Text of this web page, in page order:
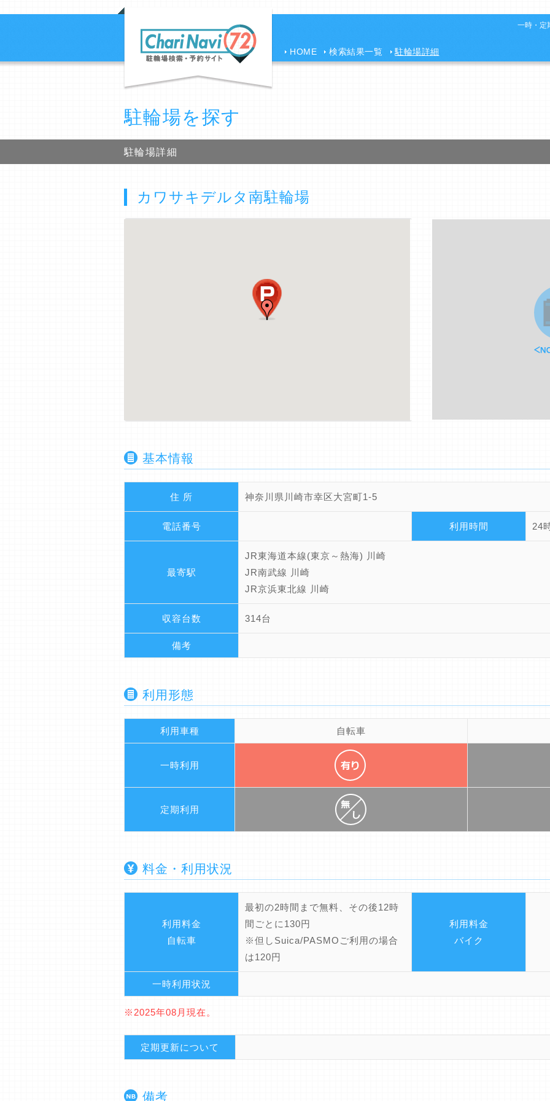
一時・定
HOME 検索結果一覧 駐輪場詳細
駐輪場を探す
駐輪場詳細
カワサキデルタ南駐輪場
基本情報
住 所 神奈川県川崎市幸区大宮町1-5
電話番号 利用時間 24
最寄駅
JR東海道本線(東京～熱海) 川崎
JR南武線 川崎
JR京浜東北線 川崎
収容台数 314台
備考
利用形態
利用車種 自転車
一時利用
定期利用
料金・利用状況
利用料金
自転車
最初の2時間まで無料、その後12時
間ごとに130円
※但しSuica/PASMOご利用の場合
は120円
利用料金
バイク
一時利用状況
※2025年08月現在。
定期更新について
備考